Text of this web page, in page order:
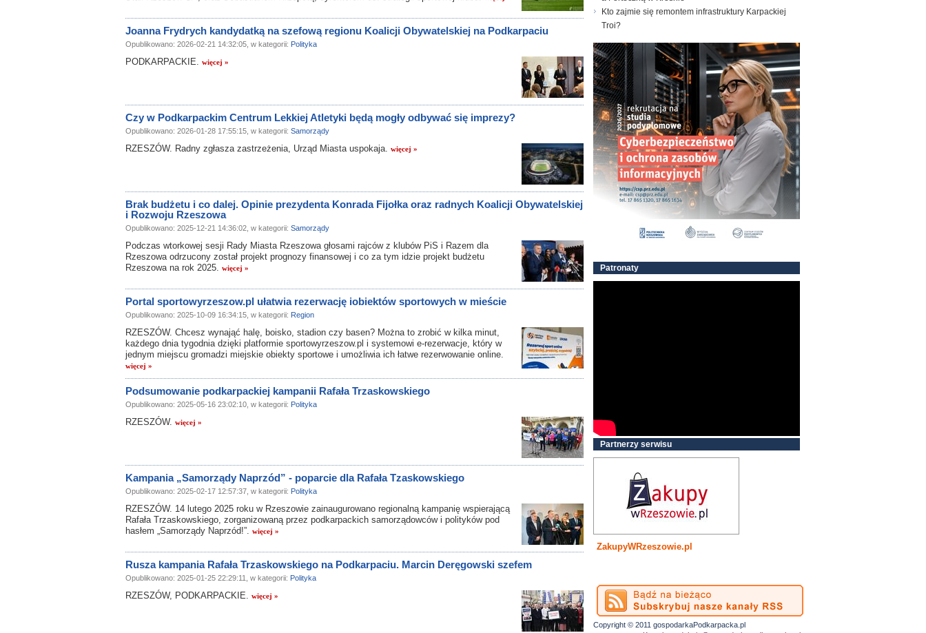
Joanna Frydrych kandydatką na szefową regionu Koalicji Obywatelskiej na Podkarpaciu
Opublikowano: 2026-02-21 14:32:05, w kategorii: Polityka
PODKARPACKIE. więcej »
Czy w Podkarpackim Centrum Lekkiej Atletyki będą mogły odbywać się imprezy?
Opublikowano: 2026-01-28 17:55:15, w kategorii: Samorządy
RZESZÓW. Radny zgłasza zastrzeżenia, Urząd Miasta uspokaja. więcej »
Brak budżetu i co dalej. Opinie prezydenta Konrada Fijołka oraz radnych Koalicji Obywatelskiej
i Rozwoju Rzeszowa
Opublikowano: 2025-12-21 14:36:02, w kategorii: Samorządy
Podczas wtorkowej sesji Rady Miasta Rzeszowa głosami rajców z klubów PiS i Razem dla
Rzeszowa odrzucony został projekt prognozy finansowej i co za tym idzie projekt budżetu
Rzeszowa na rok 2025. więcej »
Portal sportowyrzeszow.pl ułatwia rezerwację iobiektów sportowych w mieście
Opublikowano: 2025-10-09 16:34:15, w kategorii: Region
RZESZÓW. Chcesz wynająć halę, boisko, stadion czy basen? Można to zrobić w kilka minut,
każdego dnia tygodnia dzięki platformie sportowyrzeszow.pl i systemowi e-rezerwacje, który w
jednym miejscu gromadzi miejskie obiekty sportowe i umożliwia ich łatwe rezerwowanie online.
więcej »
Podsumowanie podkarpackiej kampanii Rafała Trzaskowskiego
Opublikowano: 2025-05-16 23:02:10, w kategorii: Polityka
RZESZÓW. więcej »
Kampania „Samorządy Naprzód” - poparcie dla Rafała Tzaskowskiego
Opublikowano: 2025-02-17 12:57:37, w kategorii: Polityka
RZESZÓW. 14 lutego 2025 roku w Rzeszowie zainaugurowano regionalną kampanię wspierającą
Rafała Trzaskowskiego, zorganizowaną przez podkarpackich samorządowców i polityków pod
hasłem „Samorządy Naprzód!”. więcej »
Rusza kampania Rafała Trzaskowskiego na Podkarpaciu. Marcin Deręgowski szefem
Opublikowano: 2025-01-25 22:29:11, w kategorii: Polityka
RZESZÓW, PODKARPACKIE. więcej »
Kto zajmie się remontem infrastruktury Karpackiej
Troi?
Patronaty
Partnerzy serwisu
ZakupyWRzeszowie.pl
Copyright © 2011 gospodarkaPodkarpacka.pl